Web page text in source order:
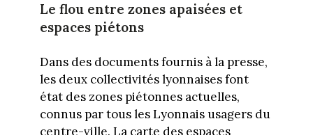
Le flou entre zones apaisées et
espaces piétons
Dans des documents fournis à la presse,
les deux collectivités lyonnaises font
état des zones piétonnes actuelles,
connus par tous les Lyonnais usagers du
centre-ville. La carte des espaces